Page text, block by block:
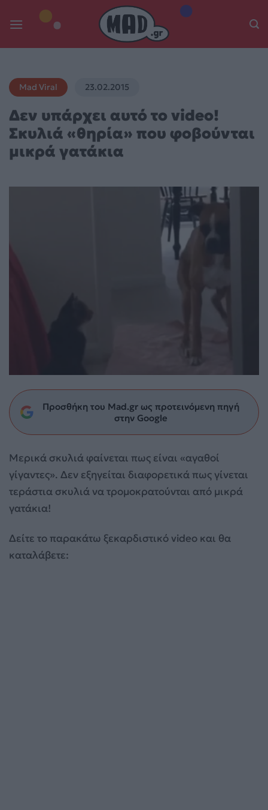
Mad Viral 23.02.2015
Δεν υπάρχει αυτό το video!
Σκυλιά «θηρία» που φοβούνται
μικρά γατάκια
Προσθήκη του Mad.gr ως προτεινόμενη πηγή
στην Google
Μερικά σκυλιά φαίνεται πως είναι «αγαθοί
γίγαντες». Δεν εξηγείται διαφορετικά πως γίνεται
τεράστια σκυλιά να τρομοκρατούνται από μικρά
γατάκια!
Δείτε το παρακάτω ξεκαρδιστικό video και θα
καταλάβετε: